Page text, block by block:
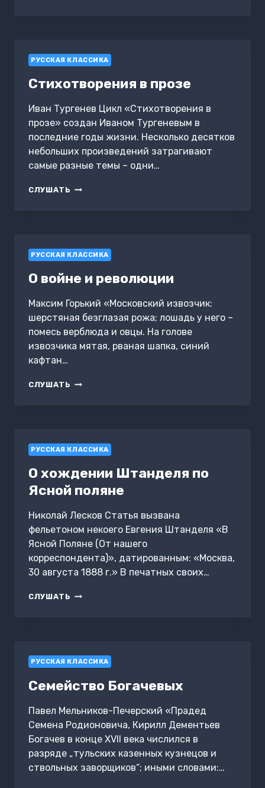
В
РУССКАЯ КЛАССИКА
Стихотворения в прозе
Иван Тургенев Цикл «Стихотворения в
прозе» создан Иваном Тургеневым в
последние годы жизни. Несколько десятков
небольших произведений затрагивают
самые разные темы – одни…
СЛУШАТЬ СТИХОТВОРЕНИЯ
РУССКАЯ КЛАССИКА
О войне и революции
Максим Горький «Московский извозчик:
шерстяная безглазая рожа; лошадь у него –
помесь верблюда и овцы. На голове
извозчика мятая, рваная шапка, синий
кафтан…
СЛУШАТЬ О
РУССКАЯ КЛАССИКА
О хождении Штанделя по
Ясной поляне
Николай Лесков Статья вызвана
фельетоном некоего Евгения Штанделя «В
Ясной Поляне (От нашего
корреспондента)», датированным: «Москва,
30 августа 1888 г.» В печатных своих…
СЛУШАТЬ О
РУССКАЯ КЛАССИКА
Семейство Богачевых
Павел Мельников-Печерский «Прадед
Семена Родионовича, Кирилл Дементьев
Богачев в конце XVII века числился в
разряде „тульских казенных кузнецов и
ствольных заворщиков“; иными словами:…